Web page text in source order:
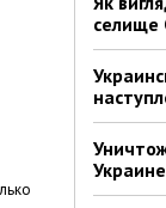
селище